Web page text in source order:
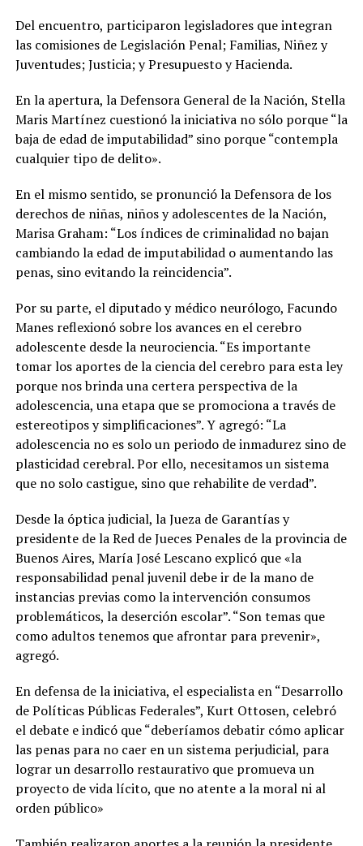
Del encuentro, participaron legisladores que integran
las comisiones de Legislación Penal; Familias, Niñez y
Juventudes; Justicia; y Presupuesto y Hacienda.
En la apertura, la Defensora General de la Nación, Stella
Maris Martínez cuestionó la iniciativa no sólo porque “la
baja de edad de imputabilidad” sino porque “contempla
cualquier tipo de delito».
En el mismo sentido, se pronunció la Defensora de los
derechos de niñas, niños y adolescentes de la Nación,
Marisa Graham: “Los índices de criminalidad no bajan
cambiando la edad de imputabilidad o aumentando las
penas, sino evitando la reincidencia”.
Por su parte, el diputado y médico neurólogo, Facundo
Manes reflexionó sobre los avances en el cerebro
adolescente desde la neurociencia. “Es importante
tomar los aportes de la ciencia del cerebro para esta ley
porque nos brinda una certera perspectiva de la
adolescencia, una etapa que se promociona a través de
estereotipos y simplificaciones”. Y agregó: “La
adolescencia no es solo un periodo de inmadurez sino de
plasticidad cerebral. Por ello, necesitamos un sistema
que no solo castigue, sino que rehabilite de verdad”.
Desde la óptica judicial, la Jueza de Garantías y
presidente de la Red de Jueces Penales de la provincia de
Buenos Aires, María José Lescano explicó que «la
responsabilidad penal juvenil debe ir de la mano de
instancias previas como la intervención consumos
problemáticos, la deserción escolar”. “Son temas que
como adultos tenemos que afrontar para prevenir»,
agregó.
En defensa de la iniciativa, el especialista en “Desarrollo
de Políticas Públicas Federales”, Kurt Ottosen, celebró
el debate e indicó que “deberíamos debatir cómo aplicar
las penas para no caer en un sistema perjudicial, para
lograr un desarrollo restaurativo que promueva un
proyecto de vida lícito, que no atente a la moral ni al
orden público»